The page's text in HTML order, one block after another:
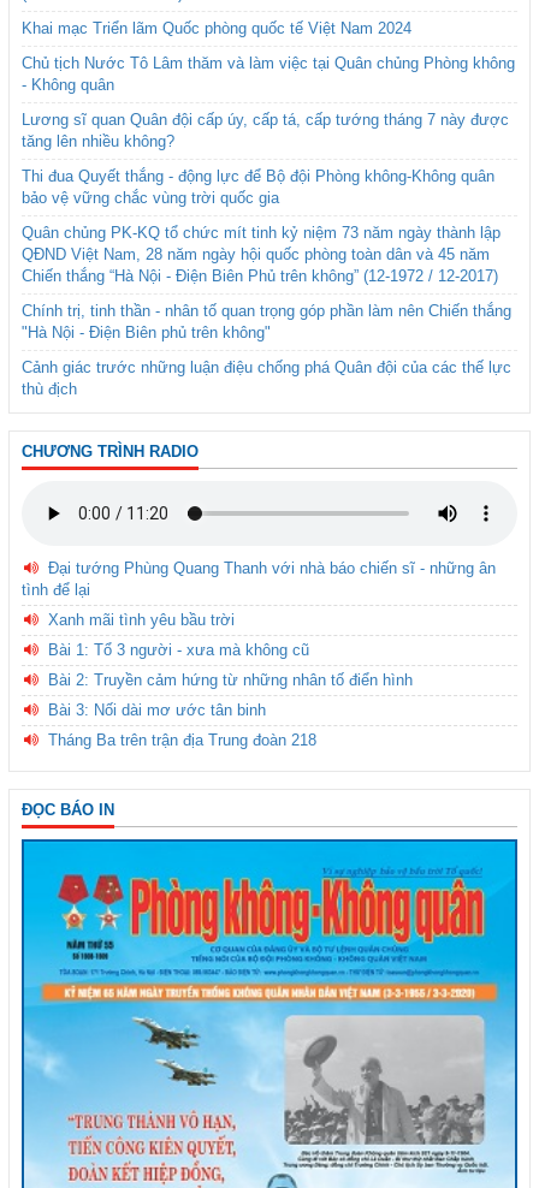
Khai mạc Triển lãm Quốc phòng quốc tế Việt Nam 2024
Chủ tịch Nước Tô Lâm thăm và làm việc tại Quân chủng Phòng không
- Không quân
Lương sĩ quan Quân đội cấp úy, cấp tá, cấp tướng tháng 7 này được
tăng lên nhiều không?
Thi đua Quyết thắng - động lực để Bộ đội Phòng không-Không quân
bảo vệ vững chắc vùng trời quốc gia
Quân chủng PK-KQ tổ chức mít tinh kỷ niệm 73 năm ngày thành lập
QĐND Việt Nam, 28 năm ngày hội quốc phòng toàn dân và 45 năm
Chiến thắng “Hà Nội - Điện Biên Phủ trên không” (12-1972 / 12-2017)
Chính trị, tinh thần - nhân tố quan trọng góp phần làm nên Chiến thắng
"Hà Nội - Điện Biên phủ trên không"
Cảnh giác trước những luận điệu chống phá Quân đội của các thế lực
thù địch
CHƯƠNG TRÌNH RADIO
Đại tướng Phùng Quang Thanh với nhà báo chiến sĩ - những ân
tình để lại
Xanh mãi tình yêu bầu trời
Bài 1: Tổ 3 người - xưa mà không cũ
Bài 2: Truyền cảm hứng từ những nhân tố điển hình
Bài 3: Nối dài mơ ước tân binh
Tháng Ba trên trận địa Trung đoàn 218
ĐỌC BÁO IN